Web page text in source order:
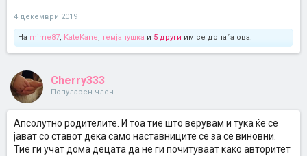
4 декември 2019
На mime87, KateKane, темјанушка и 5 други им се допаѓа ова.
Cherry333
Популарен член
Апсолутно родителите. И тоа тие што верувам и тука ќе се
јават со ставот дека само наставниците се за се виновни.
Тие ги учат дома децата да не ги почитуваат како авторитет